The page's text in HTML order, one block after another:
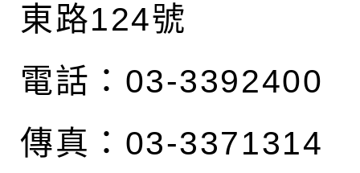
東路124號
電話：03-3392400
傳真：03-3371314